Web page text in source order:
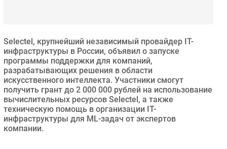
CIO/Управление ИТ
Гаджеты
Здоровье
РАЗДЕЛЫ
Новости
Аналитика
Selectel, крупнейший независимый провайдер IT-
инфраструктуры в России, объявил о запуске
программы поддержки для компаний,
разрабатывающих решения в области
искусственного интеллекта. Участники смогут
получить грант до 2 000 000 рублей на использование
вычислительных ресурсов Selectel, а также
техническую помощь в организации IT-
инфраструктуры для ML-задач от экспертов
компании.